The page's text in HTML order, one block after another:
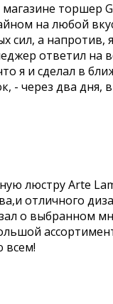
торшер
на любой
сил, а
ответил на
я и сделал в
- через два дня,
люстру Arte
отличного
о выбранном
всем!